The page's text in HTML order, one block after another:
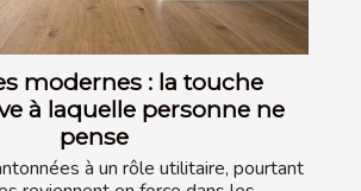
modernes : la touche
à laquelle personne ne
pense
à un rôle utilitaire, pourtant